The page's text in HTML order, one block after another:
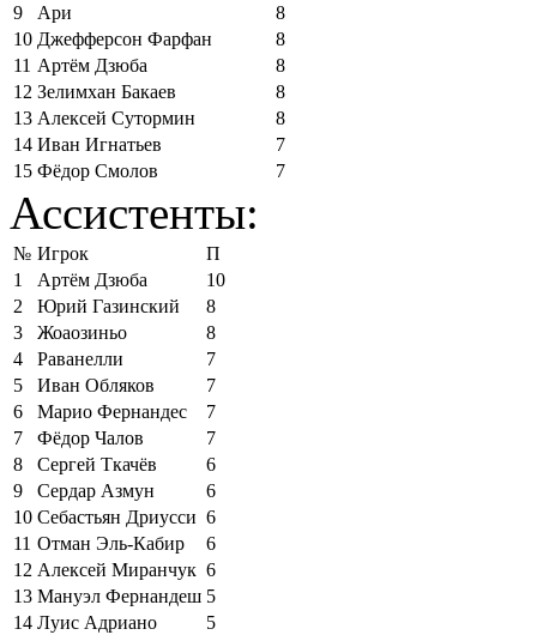
9
Ари
8
10 Джефферсон Фарфан
8
11 Артём Дзюба
8
12 Зелимхан Бакаев
8
13 Алексей Сутормин
8
14 Иван Игнатьев
7
15 Фёдор Смолов 7
Ассистенты:
№ Игрок
П
1
Артём Дзюба
10
2
Юрий Газинский
8
3
Жоаозиньо
8
4
Раванелли
7
5
Иван Обляков
7
6
Марио Фернандес
7
7
Фёдор Чалов
7
8
Сергей Ткачёв
6
9
Сердар Азмун
6
10 Себастьян Дриусси 6
11 Отман Эль-Кабир
6
12 Алексей Миранчук 6
13 Мануэл Фернандеш 5
14 Луис Адриано
5